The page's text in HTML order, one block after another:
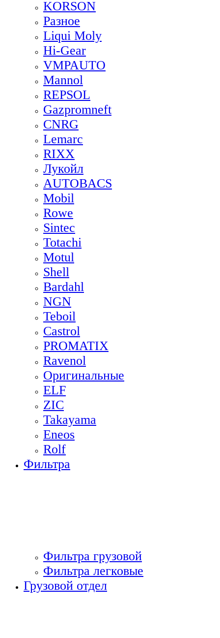
KORSON
Разное
Liqui Moly
Hi-Gear
VMPAUTO
Mannol
REPSOL
Gazpromneft
CNRG
Lemarc
RIXX
Лукойл
AUTOBACS
Mobil
Rowe
Sintec
Totachi
Motul
Shell
Bardahl
NGN
Teboil
Castrol
PROMATIX
Ravenol
Оригинальные
ELF
ZIC
Takayama
Eneos
Rolf
Фильтра
Фильтра грузовой
Фильтра легковые
Грузовой отдел